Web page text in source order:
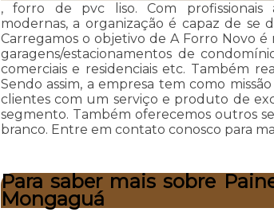
, forro de pvc liso. Com profissionais
modernas, a organização é capaz de se
Carregamos o objetivo de A Forro Novo
garagens/estacionamentos de
comerciais e residenciais etc. Também
Sendo assim, a empresa tem como
clientes com um serviço e produto de
segmento. Também oferecemos outros
branco. Entre em contato conosco para
Para saber mais sobre
Mongaguá